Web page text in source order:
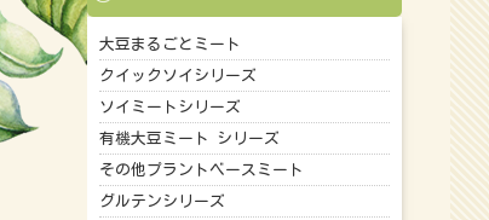
大豆まるごとミート
クイックソイシリーズ
ソイミートシリーズ
有機大豆ミート シリーズ
その他プラントベースミート
グルテンシリーズ